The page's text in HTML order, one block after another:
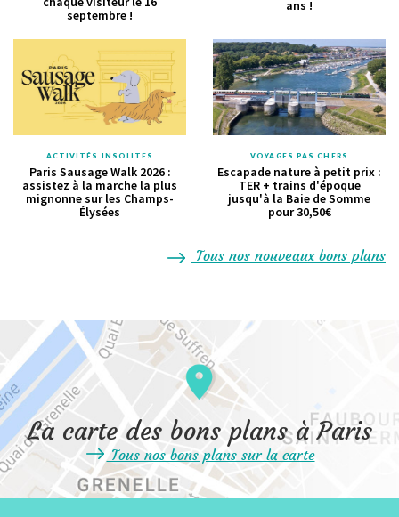
septembre !
ans !
ACTIVITÉS INSOLITES
Paris Sausage Walk 2026 :
assistez à la marche la plus
mignonne sur les Champs-
Élysées
VOYAGES PAS CHERS
Escapade nature à petit prix :
TER + trains d'époque
jusqu'à la Baie de Somme
pour 30,50€
Tous nos nouveaux bons plans
La carte des bons plans à Paris
Tous nos bons plans sur la carte